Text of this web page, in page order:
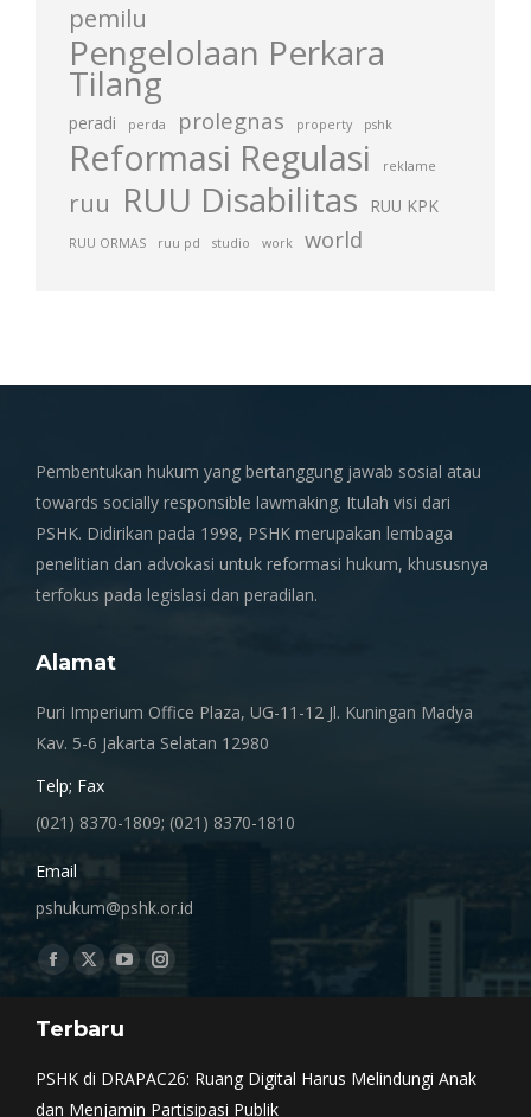
pemilu
Pengelolaan Perkara
Tilang
peradi perda prolegnas property pshk
Reformasi Regulasi reklame
ruu RUU Disabilitas RUU KPK
RUU ORMAS ruu pd studio work world
Pembentukan hukum yang bertanggung jawab sosial atau
towards socially responsible lawmaking. Itulah visi dari
PSHK. Didirikan pada 1998, PSHK merupakan lembaga
penelitian dan advokasi untuk reformasi hukum, khususnya
terfokus pada legislasi dan peradilan.
Alamat
Puri Imperium Office Plaza, UG-11-12 Jl. Kuningan Madya
Kav. 5-6 Jakarta Selatan 12980
Telp; Fax
(021) 8370-1809; (021) 8370-1810
Email
pshukum@pshk.or.id
Find us on:
Facebook
opens
X
opens
YouTube
opens
Instagram
Terbaru
PSHK di DRAPAC26: Ruang Digital Harus Melindungi Anak
dan Menjamin Partisipasi Publik